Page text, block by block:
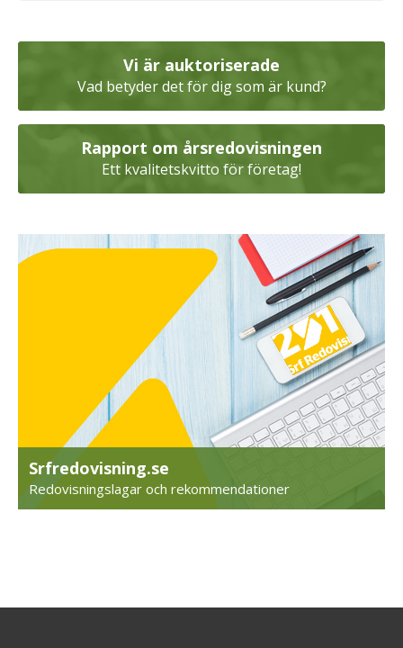
Vi är auktoriserade
Vad betyder det för dig som är kund?
Rapport om årsredovisningen
Ett kvalitetskvitto för företag!
Srfredovisning.se
Redovisningslagar och rekommendationer